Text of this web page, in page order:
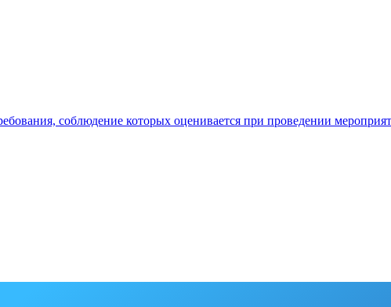
соблюдение которых оценивается при проведении